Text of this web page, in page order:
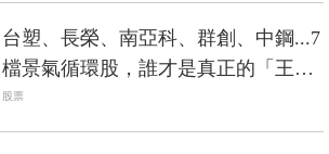
台塑、長榮、南亞科、群創、中鋼...7
檔景氣循環股，誰才是真正的「王
者」？
股票